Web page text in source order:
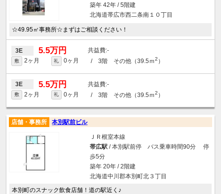
築年 42年 / 5階建
北海道帯広市西二条南１０丁目
☆49.95㎡事務所☆まずはご相談ください！
3E 5.5万円 -
敷 2ヶ月 礼 0ヶ月 / 3階 その他（39.5ｍ2 ）
3E 5.5万円 -
敷 2ヶ月 礼 0ヶ月 / 3階 その他（39.5ｍ2 ）
店舗・事務所 本別駅前ビル
ＪＲ根室本線
帯広駅/ 本別駅前停 バス乗車時間90分 停
歩5分
築年 20年 / 2階建
北海道中川郡本別町北３丁目
本別町のスナック飲食店舗！道の駅近く♪